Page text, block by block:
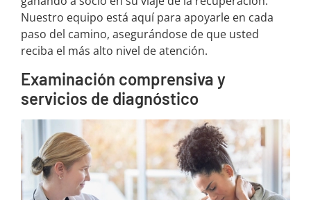
Nuestro equipo está aquí para apoyarle en cada
paso del camino, asegurándose de que usted
reciba el más alto nivel de atención.
Examinación comprensiva y
servicios de diagnóstico